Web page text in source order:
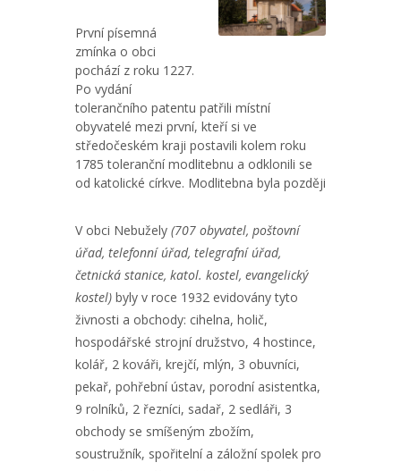
První písemná
zmínka o obci
pochází z roku 1227.
Po vydání
tolerančního patentu patřili místní
obyvatelé mezi první, kteří si ve
středočeském kraji postavili kolem roku
1785 toleranční modlitebnu a odklonili se
od katolické církve. Modlitebna byla později
V obci Nebužely (707 obyvatel, poštovní
úřad, telefonní úřad, telegrafní úřad,
četnická stanice, katol. kostel, evangelický
kostel) byly v roce 1932 evidovány tyto
živnosti a obchody: cihelna, holič,
hospodářské strojní družstvo, 4 hostince,
kolář, 2 kováři, krejčí, mlýn, 3 obuvníci,
pekař, pohřební ústav, porodní asistentka,
9 rolníků, 2 řezníci, sadař, 2 sedláři, 3
obchody se smíšeným zbožím,
soustružník, spořitelní a záložní spolek pro